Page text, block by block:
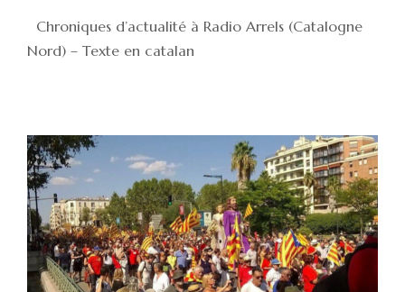
Chroniques d’actualité à Radio Arrels (Catalogne
Nord) – Texte en catalan